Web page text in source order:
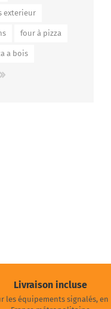
120
au gaz FUMUS
exterieur
four à pizza
a bois
Livraison incluse
les équipements signalés, en